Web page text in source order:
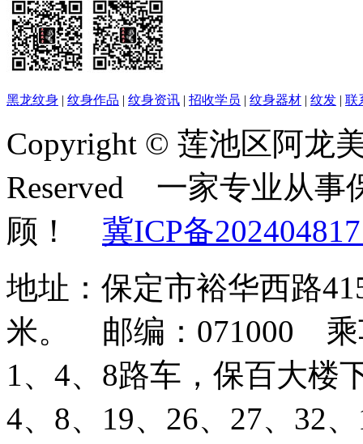
黑龙纹身 | 纹身作品 | 纹身资讯 | 招收学员 | 纹身器材 | 纹发 | 联
Copyright © 莲池区阿龙
Reserved 一家专业从事
顾！ 冀ICP备
地址：保定市裕华西路
米。 邮编：071000 乘
1、4、8路车，保百大楼
4、8、19、26、27、32